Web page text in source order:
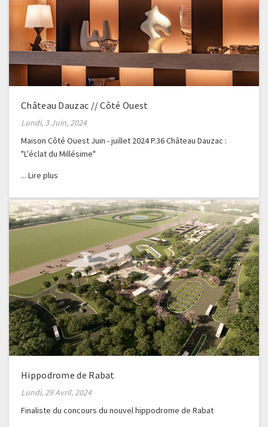
Château Dauzac // Côté Ouest
Lundi, 3 Juin, 2024
Maison Côté Ouest Juin - juillet 2024 P.36 Château Dauzac :
"L'éclat du Millésime"
Hippodrome de Rabat
Lundi, 29 Avril, 2024
Finaliste du concours du nouvel hippodrome de Rabat